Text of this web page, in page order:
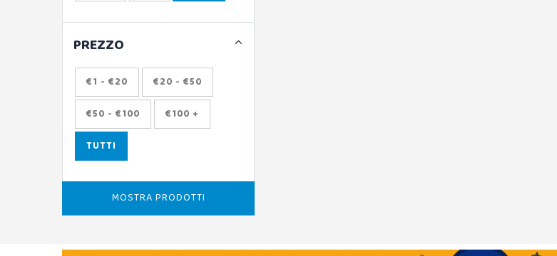
PREZZO
€1 - €20 €20 - €50
€50 - €100 €100 +
TUTTI
MOSTRA PRODOTTI